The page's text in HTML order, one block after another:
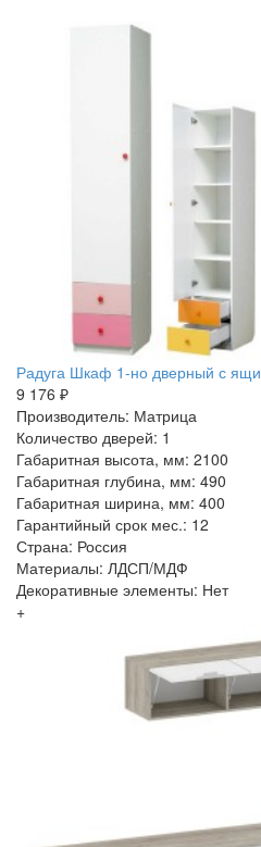
Радуга Шкаф 1-но дверный с
9 176 ₽
Производитель: Матрица
Количество дверей: 1
Габаритная высота, мм: 2100
Габаритная глубина, мм: 490
Габаритная ширина, мм: 400
Гарантийный срок мес.: 12
Страна: Россия
Материалы: ЛДСП/МДФ
Декоративные элементы: Нет
+